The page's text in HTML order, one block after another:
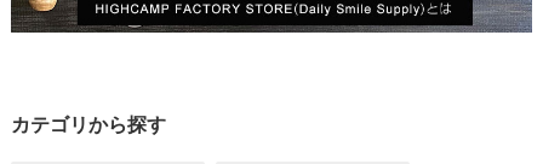
カテゴリから探す